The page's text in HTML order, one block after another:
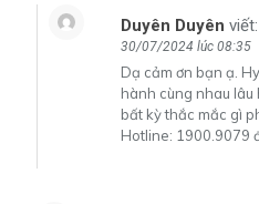
Duyên Duyên viết:
30/07/2024 lúc 08:35
Dạ cảm ơn bạn ạ.
hành cùng nhau lâu
bất kỳ thắc mắc gì
Hotline: 1900.9079